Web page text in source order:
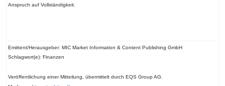
Anspruch auf Vollständigkeit.
Emittent/Herausgeber: MIC Market Information & Content Publishing GmbH
Schlagwort(e): Finanzen
Veröffentlichung einer Mitteilung, übermittelt durch EQS Group AG.